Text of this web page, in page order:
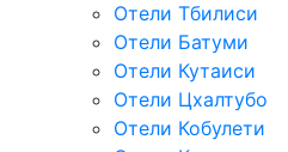
Отели Тбилиси
Отели Батуми
Отели Кутаиси
Отели Цхалтубо
Отели Кобулети